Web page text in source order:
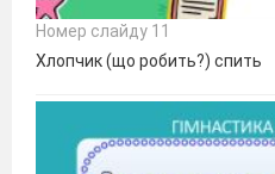
Номер слайду 11
Хлопчик (що робить?) спить